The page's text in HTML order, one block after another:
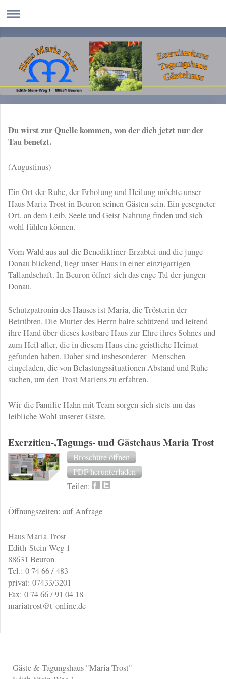
Du wirst zur Quelle kommen, von der dich jetzt nur der
Tau benetzt.
(Augustinus)
Ein Ort der Ruhe, der Erholung und Heilung möchte unser
Haus Maria Trost in Beuron seinen Gästen sein. Ein gesegneter
Ort, an dem Leib, Seele und Geist Nahrung finden und sich
wohl fühlen können.
Vom Wald aus auf die Benediktiner-Erzabtei und die junge
Donau blickend, liegt unser Haus in einer einzigartigen
Tallandschaft. In Beuron öffnet sich das enge Tal der jungen
Donau.
Schutzpatronin des Hauses ist Maria, die Trösterin der
Betrübten. Die Mutter des Herrn halte schützend und leitend
ihre Hand über dieses kostbare Haus zur Ehre ihres Sohnes und
zum Heil aller, die in diesem Haus eine geistliche Heimat
gefunden haben. Daher sind insbesonderer Menschen
eingeladen, die von Belastungssituationen Abstand und Ruhe
suchen, um den Trost Mariens zu erfahren.
Wir die Familie Hahn mit Team sorgen sich stets um das
leibliche Wohl unserer Gäste.
Exerzitien-,Tagungs- und Gästehaus Maria Trost
Broschüre öffnen
PDF herunterladen
Teilen:
Öffnungszeiten: auf Anfrage
Haus Maria Trost
Edith-Stein-Weg 1
88631 Beuron
Tel.: 0 74 66 / 483
privat: 07433/3201
Fax: 0 74 66 / 91 04 18
mariatrost@t-online.de
Gäste & Tagungshaus "Maria Trost"